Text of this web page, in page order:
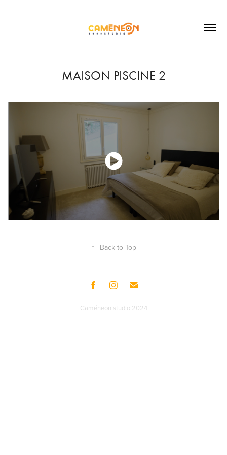
MAISON PISCINE 2
↑ Back to Top
Caméneon studio 2024